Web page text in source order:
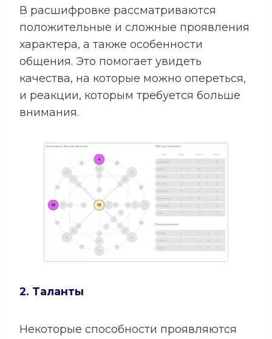
В расшифровке рассматриваются
положительные и сложные проявления
характера, а также особенности
общения. Это помогает увидеть
качества, на которые можно опереться,
и реакции, которым требуется больше
внимания.
2. Таланты
Некоторые способности проявляются